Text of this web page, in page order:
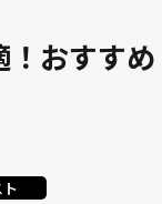
！おすすめ